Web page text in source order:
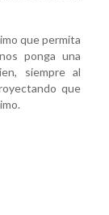
que permita
ponga una
siempre al
que